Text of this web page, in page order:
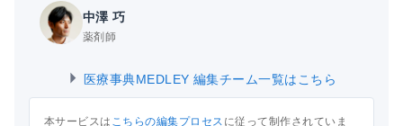
中澤 巧
薬剤師
医療事典MEDLEY 編集チーム一覧はこちら
本サービスは こちらの編集プロセス に従って制作されていま